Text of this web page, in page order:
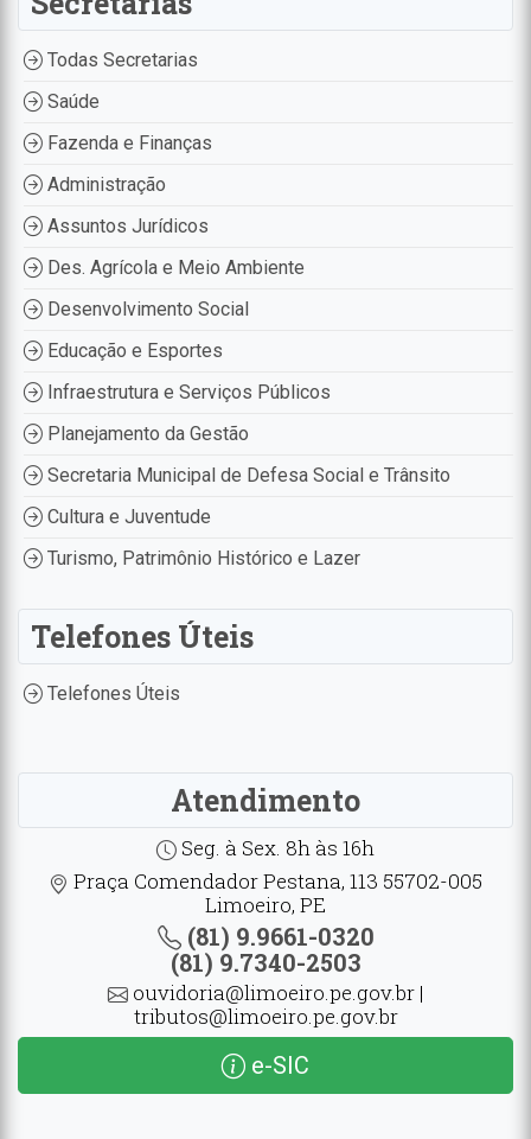
Todas Secretarias
Saúde
Fazenda e Finanças
Administração
Assuntos Jurídicos
Des. Agrícola e Meio Ambiente
Desenvolvimento Social
Educação e Esportes
Infraestrutura e Serviços Públicos
Planejamento da Gestão
Secretaria Municipal de Defesa Social e Trânsito
Cultura e Juventude
Turismo, Patrimônio Histórico e Lazer
Telefones Úteis
Telefones Úteis
Atendimento
Seg. à Sex. 8h às 16h
Praça Comendador Pestana, 113 55702-005
Limoeiro, PE
(81) 9.9661-0320
(81) 9.7340-2503
ouvidoria@limoeiro.pe.gov.br |
tributos@limoeiro.pe.gov.br
e-SIC